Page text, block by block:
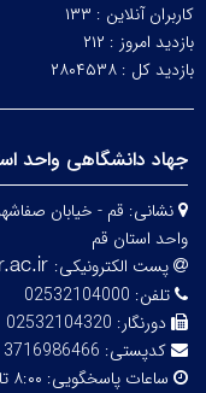
کاربران آنلاین : ۱۳۳
بازدید امروز : ۲۱۲
بازدید کل : ۲۸۰۴۵۳۸
جهاد دانشگاهی واحد
نشانی: قم - خیابان
واحد استان قم
پست الکترونیکی:
تلفن: 02532104000
دورنگار: 02532104320
کدپستی: 3716986466
ساعات پاسخگویی: ۸:۰۰ تا ۱۵:۰۰